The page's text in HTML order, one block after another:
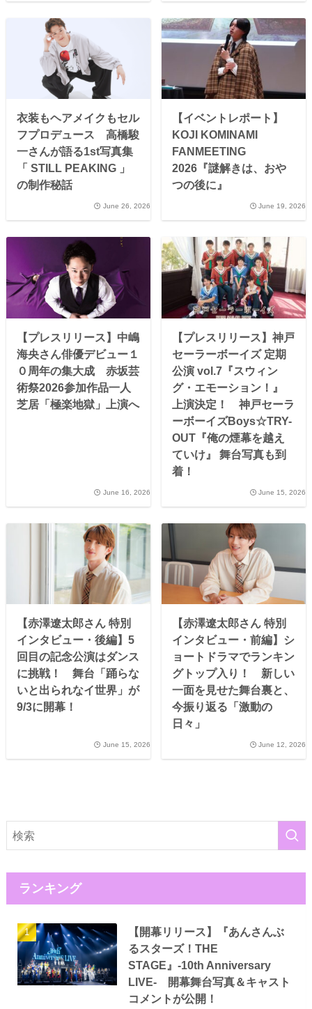
衣装もヘアメイクもセル
フプロデュース 高橋駿
一さんが語る1st写真集
「 STILL PEAKING 」
の制作秘話
June 26, 2026
【イベントレポート】
KOJI KOMINAMI
FANMEETING
2026『謎解きは、おや
つの後に』
June 19, 2026
【プレスリリース】中嶋
海央さん俳優デビュー１
０周年の集大成 赤坂芸
術祭2026参加作品一人
芝居「極楽地獄」上演へ
June 16, 2026
【プレスリリース】神戸
セーラーボーイズ 定期
公演 vol.7『スウィン
グ・エモーション！』
上演決定！ 神戸セーラ
ーボーイズBoys☆TRY-
OUT『俺の煙幕を越え
ていけ』 舞台写真も到
着！
June 15, 2026
【赤澤遼太郎さん 特別
インタビュー・後編】5
回目の記念公演はダンス
に挑戦！ 舞台「踊らな
いと出られなイ世界」が
9/3に開幕！
June 15, 2026
【赤澤遼太郎さん 特別
インタビュー・前編】シ
ョートドラマでランキン
グトップ入り！ 新しい
一面を見せた舞台裏と、
今振り返る「激動の
日々」
June 12, 2026
ランキング
【開幕リリース】『あんさんぶ
るスターズ！THE
STAGE』-10th Anniversary
LIVE- 開幕舞台写真＆キャスト
コメントが公開！